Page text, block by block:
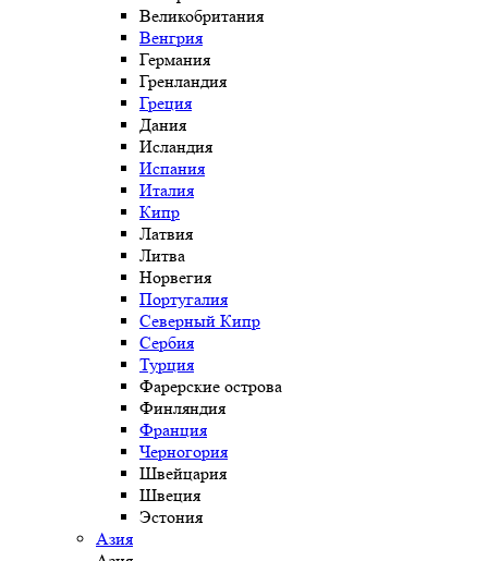
Великобритания
Венгрия
Германия
Гренландия
Греция
Дания
Исландия
Испания
Италия
Кипр
Латвия
Литва
Норвегия
Португалия
Северный Кипр
Сербия
Турция
Фарерские острова
Финляндия
Франция
Черногория
Швейцария
Швеция
Эстония
Азия